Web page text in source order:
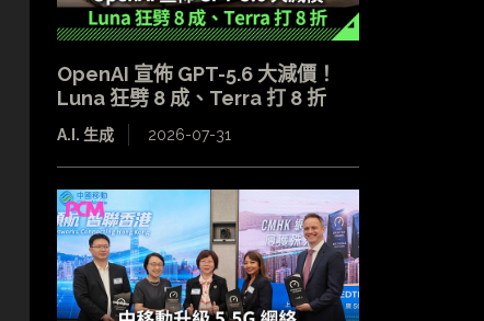
OpenAI 宣佈 GPT-5.6 大減價！
Luna 狂劈 8 成、Terra 打 8 折
A.I. 生成 2026-07-31